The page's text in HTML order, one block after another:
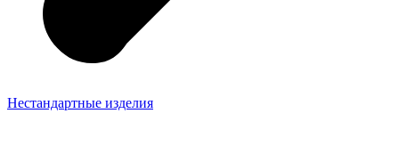
Нестандартные изделия